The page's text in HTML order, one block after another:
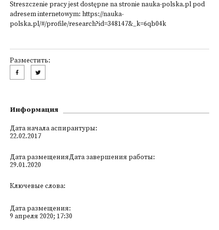
Streszczenie pracy jest dostępne na stronie nauka-polska.pl pod
adresem internetowym: https://nauka-
polska.pl/#/profile/research?id=348147&_k=6qb04k
Разместить:
Информация
Дата начала аспирантуры:
22.02.2017
Дата размещенияДата завершения работы:
29.01.2020
Ключевые слова:
Дата размещения:
9 апреля 2020; 17:30